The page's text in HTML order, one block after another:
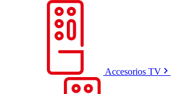
Accesorios TV